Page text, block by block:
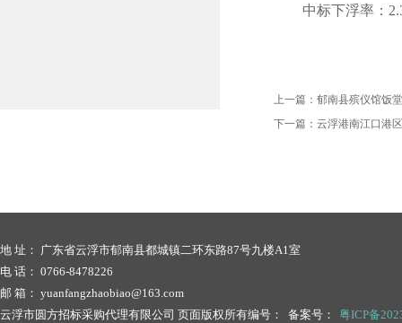
中标下浮率：
上一篇： 郁南县殡仪馆饭
下一篇： 云浮港南江口港
地 址： 广东省云浮市郁南县都城镇二环东路87号九楼A1室
电 话： 0766-8478226
邮 箱： yuanfangzhaobiao@163.com
云浮市圆方招标采购代理有限公司 页面版权所有编号： 备案号：
粤ICP备